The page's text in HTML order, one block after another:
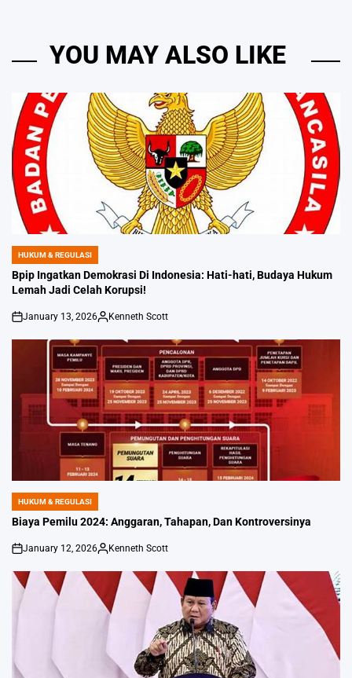
YOU MAY ALSO LIKE
POSTED
IN
HUKUM & REGULASI
Bpip Ingatkan Demokrasi Di Indonesia: Hati-hati, Budaya Hukum
Lemah Jadi Celah Korupsi!
on
January 13, 2026
Posted
Kenneth Scott
POSTED
IN
HUKUM & REGULASI
Biaya Pemilu 2024: Anggaran, Tahapan, Dan Kontroversinya
on
January 12, 2026
Posted
Kenneth Scott